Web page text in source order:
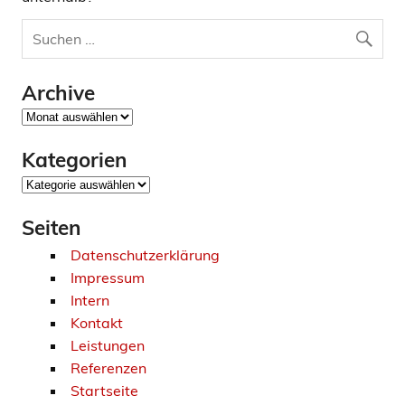
Archive
Archive
Kategorien
Kategorien
Seiten
Datenschutzerklärung
Impressum
Intern
Kontakt
Leistungen
Referenzen
Startseite